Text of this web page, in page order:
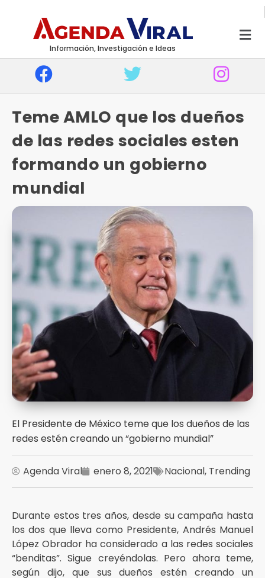
Información, Investigación e Ideas
Teme AMLO que los dueños
de las redes sociales esten
formando un gobierno
mundial
El Presidente de México teme que los dueños de las
redes estén creando un “gobierno mundial”
Agenda Viral enero 8, 2021 Nacional, Trending
Durante estos tres años, desde su campaña hasta
los dos que lleva como Presidente, Andrés Manuel
López Obrador ha considerado a las redes sociales
“benditas”. Sigue creyéndolas. Pero ahora teme,
según dijo, que sus dueños estén creando un